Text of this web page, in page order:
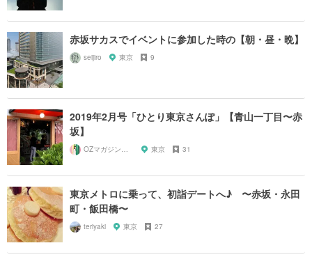
赤坂サカスでイベントに参加した時の【朝・昼・晩】
seijiro 東京 9
2019年2月号「ひとり東京さんぽ」【青山一丁目〜赤
坂】
東京 31
東京メトロに乗って、初詣デートへ♪ 〜赤坂・永田
町・飯田橋〜
teriyaki 東京 27